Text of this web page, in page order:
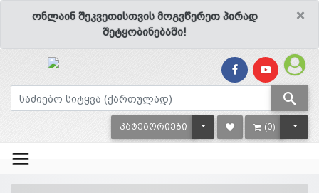
×
ონლაინ შეკვეთისთვის მოგვწერეთ პირად
შეტყობინებაში!
ᲙᲐᲢᲔᲒᲝᲠᲘᲔᲑᲘ TOGGLE DROPDOWN
(0)